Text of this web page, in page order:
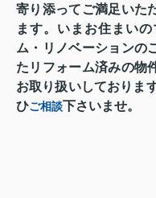
寄り添ってご満足いた
ます。いまお住まい
ム・リノベーションの
たリフォーム済みの物
お取り扱いしておりま
ひご相談下さいませ。